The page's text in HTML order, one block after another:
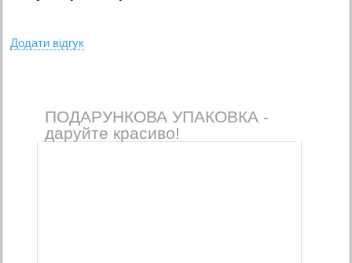
Додати вiдгук
ПОДАРУНКОВА УПАКОВКА -
даруйте красиво!